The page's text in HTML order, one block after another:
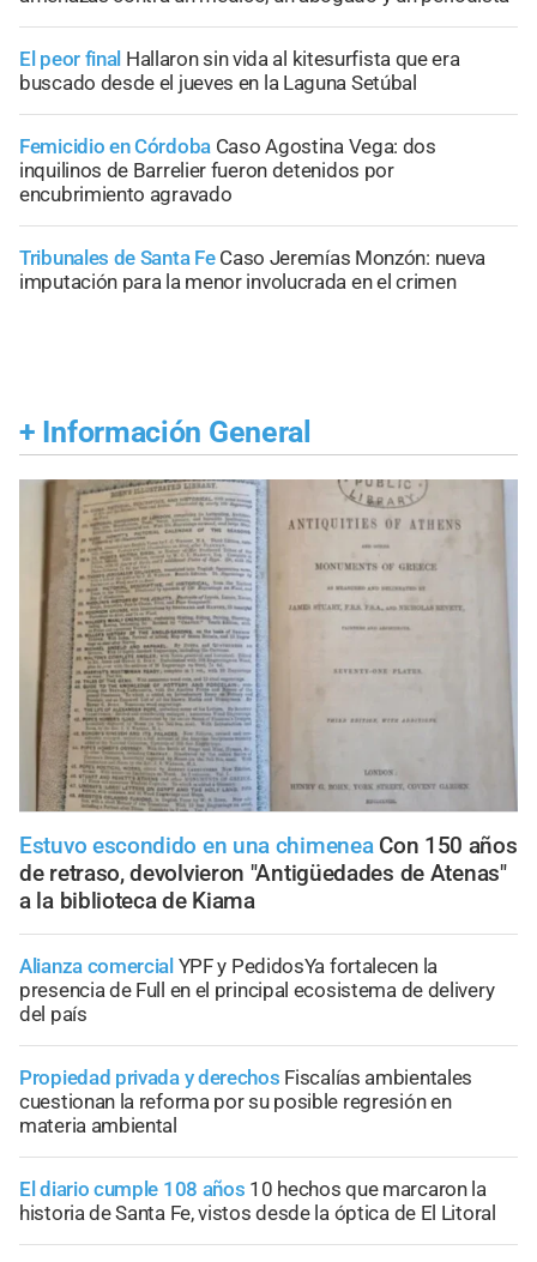
El peor final Hallaron sin vida al kitesurfista que era
buscado desde el jueves en la Laguna Setúbal
Femicidio en Córdoba Caso Agostina Vega: dos
inquilinos de Barrelier fueron detenidos por
encubrimiento agravado
Tribunales de Santa Fe Caso Jeremías Monzón: nueva
imputación para la menor involucrada en el crimen
+ Información General
Estuvo escondido en una chimenea Con 150 años
de retraso, devolvieron "Antigüedades de Atenas"
a la biblioteca de Kiama
Alianza comercial YPF y PedidosYa fortalecen la
presencia de Full en el principal ecosistema de delivery
del país
Propiedad privada y derechos Fiscalías ambientales
cuestionan la reforma por su posible regresión en
materia ambiental
El diario cumple 108 años 10 hechos que marcaron la
historia de Santa Fe, vistos desde la óptica de El Litoral